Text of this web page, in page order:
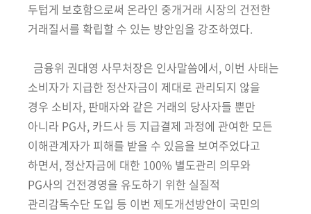
두텁게 보호함으로써 온라인 중개거래 시장의 건전한
거래질서를 확립할 수 있는 방안임을 강조하였다.
금융위 권대영 사무처장은 인사말씀에서, 이번 사태는
소비자가 지급한 정산자금이 제대로 관리되지 않을
경우 소비자, 판매자와 같은 거래의 당사자들 뿐만
아니라 PG사, 카드사 등 지급결제 과정에 관여한 모든
이해관계자가 피해를 받을 수 있음을 보여주었다고
하면서, 정산자금에 대한 100% 별도관리 의무와
PG사의 건전경영을 유도하기 위한 실질적
관리감독수단 도입 등 이번 제도개선방안이 국민의